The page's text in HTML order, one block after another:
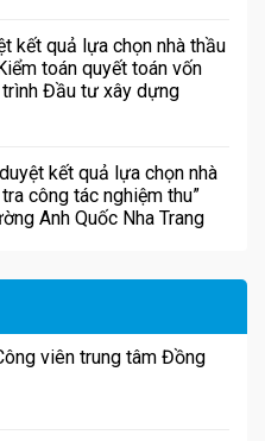
kết quả lựa chọn nhà thầu
toán quyết toán vốn
Đầu tư xây dựng
kết quả lựa chọn nhà
công tác nghiệm thu”
Anh Quốc Nha Trang
viên trung tâm Đồng